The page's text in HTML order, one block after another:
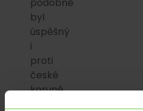
byl
úspěšný
i
proti
české
koruně,